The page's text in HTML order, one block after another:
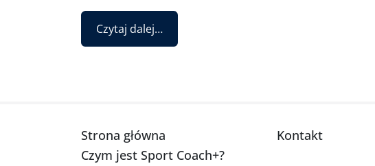
Czytaj dalej…from SC+ Handbook FR
Strona główna
Czym jest Sport Coach+?
Kontakt